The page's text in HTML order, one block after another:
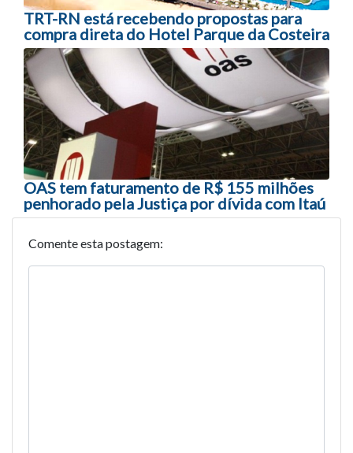
TRT-RN está recebendo propostas para
compra direta do Hotel Parque da Costeira
OAS tem faturamento de R$ 155 milhões
penhorado pela Justiça por dívida com Itaú
Comente esta postagem: